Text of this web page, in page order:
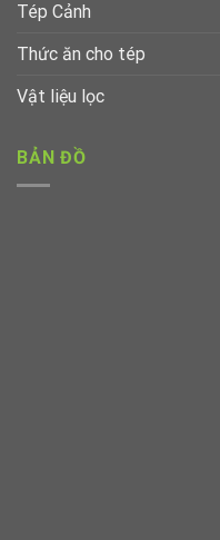
Tép Cảnh
Thức ăn cho tép
Vật liệu lọc
BẢN ĐỒ